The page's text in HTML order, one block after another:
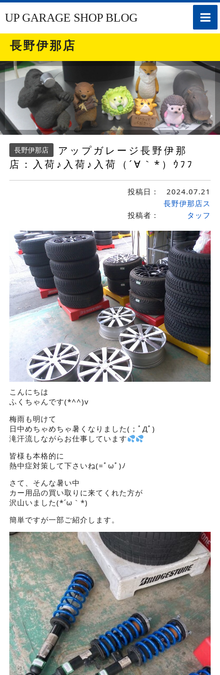
toggle
UP GARAGE SHOP BLOG
長野伊那店
長野伊那店
アップガレージ長野伊那
店：入荷♪入荷♪入荷（´∀｀*）ｳﾌﾌ
投稿日： 2024.07.21
投稿者：
長野伊那店ス
タッフ
こんにちは
ふくちゃんです(*^^)v
梅雨も明けて
日中めちゃめちゃ暑くなりました(；ﾟДﾟ)
滝汗流しながらお仕事しています
皆様も本格的に
熱中症対策して下さいね(=ﾟωﾟ)ﾉ
さて、そんな暑い中
カー用品の買い取りに来てくれた方が
沢山いました(*´ω｀*)
簡単ですが一部ご紹介します。